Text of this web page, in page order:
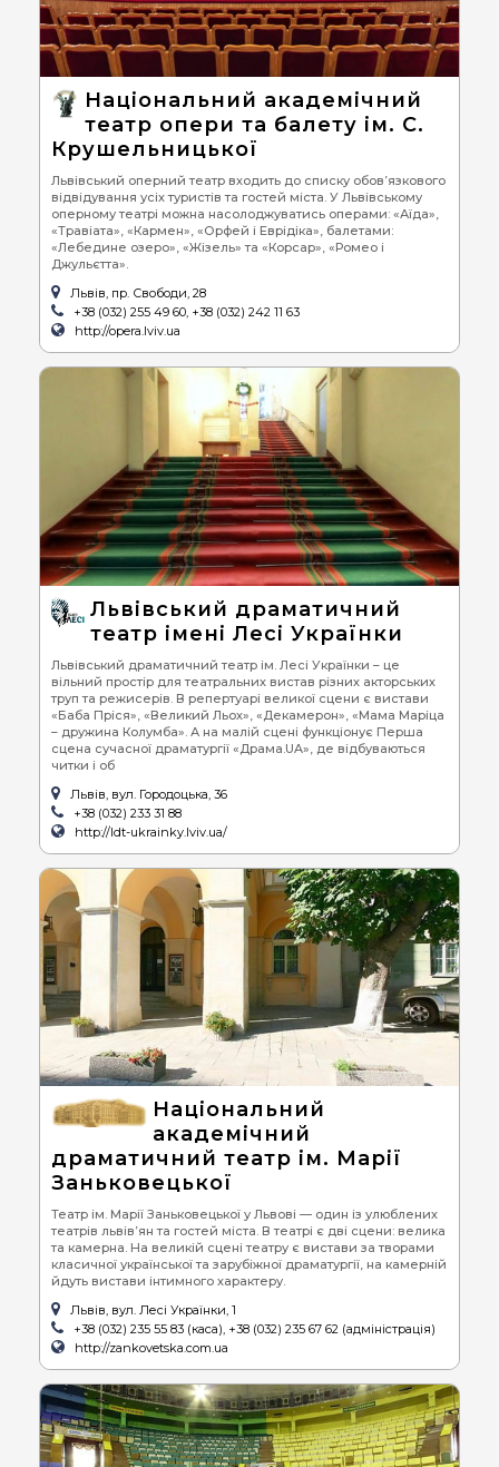
Національний академічний
театр опери та балету ім. С.
Крушельницької
Львівський оперний театр входить до списку обов’язкового
відвідування усіх туристів та гостей міста. У Львівському
оперному театрі можна насолоджуватись операми: «Аїда»,
«Травіата», «Кармен», «Орфей і Еврідіка», балетами:
«Лебедине озеро», «Жізель» та «Корсар», «Ромео і
Джульєтта».
Львів, пр. Свободи, 28
+38 (032) 255 49 60, +38 (032) 242 11 63
http://opera.lviv.ua
Львівський драматичний
театр імені Лесі Українки
Львівський драматичний театр ім. Лесі Українки – це
вільний простір для театральних вистав різних акторських
труп та режисерів. В репертуарі великої сцени є вистави
«Баба Пріся», «Великий Льох», «Декамерон», «Мама Маріца
– дружина Колумба». А на малій сцені функціонує Перша
сцена сучасної драматургії «Драма.UA», де відбуваються
читки і об
Львів, вул. Городоцька, 36
+38 (032) 233 31 88
http://ldt-ukrainky.lviv.ua/
Національний
академічний
драматичний театр ім. Марії
Заньковецької
Театр ім. Марії Заньковецької у Львові — один із улюблених
театрів львів’ян та гостей міста. В театрі є дві сцени: велика
та камерна. На великій сцені театру є вистави за творами
класичної української та зарубіжної драматургії, на камерній
йдуть вистави інтимного характеру.
Львів, вул. Лесі Українки, 1
+38 (032) 235 55 83 (каса), +38 (032) 235 67 62 (адміністрація)
http://zankovetska.com.ua